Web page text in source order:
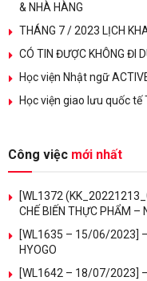
& NHÀ HÀNG
THÁNG 7 / 2023 LỊCH
CÓ TIN ĐƯỢC KHÔNG ĐI
Học viện Nhật ngữ
Học viện giao lưu quốc tế
Công việc mới nhất
[WL1372
CHẾ BIẾN THỰC PHẨM –
[WL1635 – 15/06/2023] –
HYOGO
[WL1642 – 18/07/2023] –